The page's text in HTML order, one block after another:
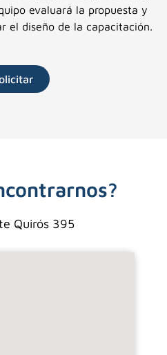
evaluará la propuesta y
el diseño de la capacitación.
Quirós 395